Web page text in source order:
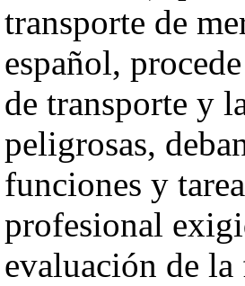
transporte de
español,
de transporte y
peligrosas,
funciones y
profesional
evaluación de